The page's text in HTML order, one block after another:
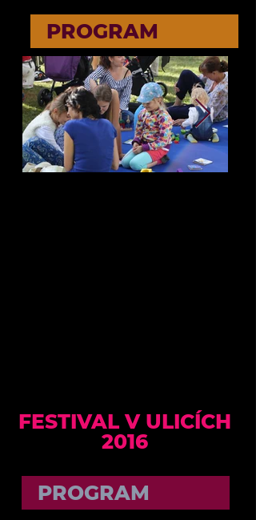
PROGRAM
FESTIVAL V ULICÍCH
2016
PROGRAM